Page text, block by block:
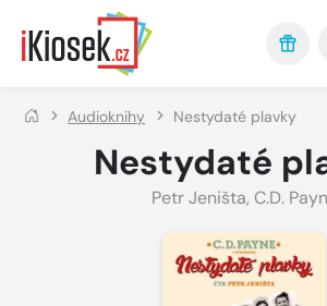
Přejít na hlavní obsah
Audioknihy Nestydaté plavky
Nestydaté
Petr Jeništa, C.D.